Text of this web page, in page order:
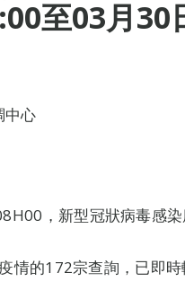
至03月30
中心
，新型冠狀病毒感
情的172宗查詢，已即